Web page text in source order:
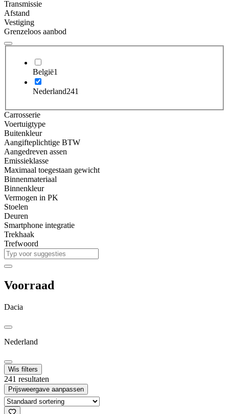
Transmissie
Afstand
Vestiging
Grenzeloos aanbod
België1
Nederland241
Carrosserie
Voertuigtype
Buitenkleur
Aangifteplichtige BTW
Aangedreven assen
Emissieklasse
Maximaal toegestaan gewicht
Binnenmateriaal
Binnenkleur
Vermogen in PK
Stoelen
Deuren
Smartphone integratie
Trekhaak
Trefwoord
Voorraad
Dacia
Nederland
Wis filters
241 resultaten
Prijsweergave aanpassen